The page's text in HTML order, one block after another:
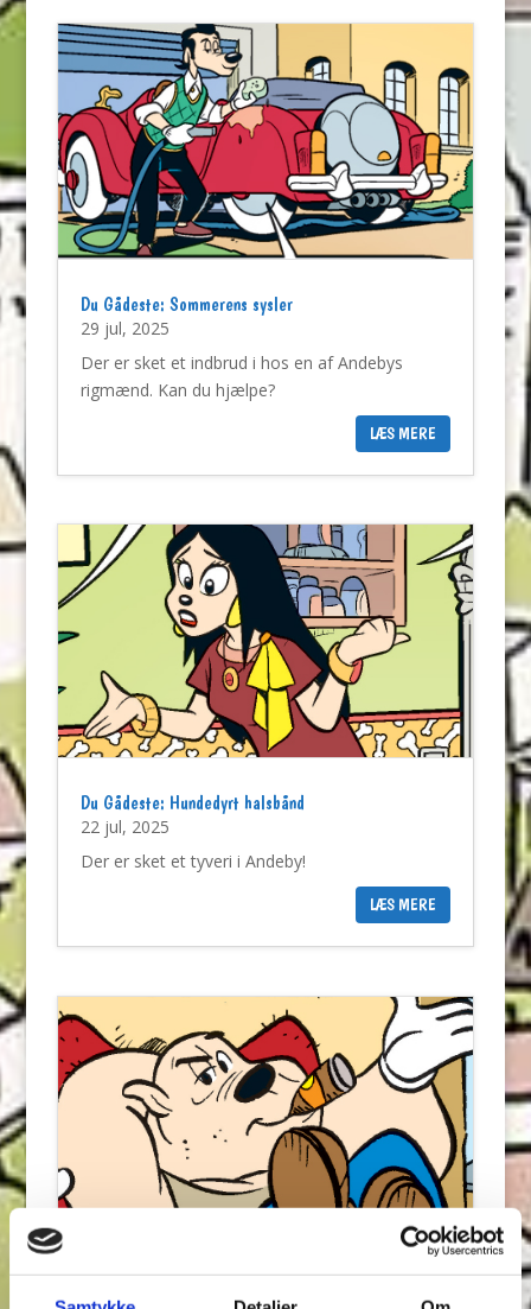
Du Gådeste: Sommerens sysler
29 jul, 2025
Der er sket et indbrud i hos en af Andebys
rigmænd. Kan du hjælpe?
LÆS MERE
Du Gådeste: Hundedyrt halsbånd
22 jul, 2025
Der er sket et tyveri i Andeby!
LÆS MERE